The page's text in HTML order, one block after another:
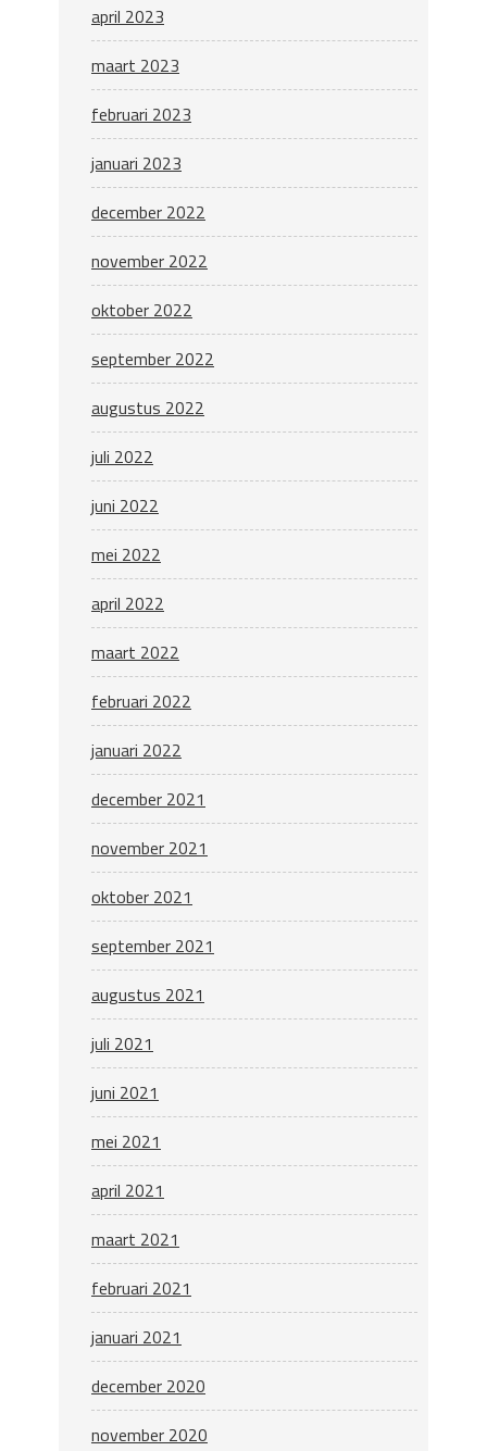
april 2023
maart 2023
februari 2023
januari 2023
december 2022
november 2022
oktober 2022
september 2022
augustus 2022
juli 2022
juni 2022
mei 2022
april 2022
maart 2022
februari 2022
januari 2022
december 2021
november 2021
oktober 2021
september 2021
augustus 2021
juli 2021
juni 2021
mei 2021
april 2021
maart 2021
februari 2021
januari 2021
december 2020
november 2020